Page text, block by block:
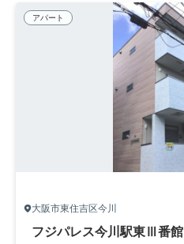
アパート
大阪市東住吉区今川
フジパレス今川駅東Ⅲ番館